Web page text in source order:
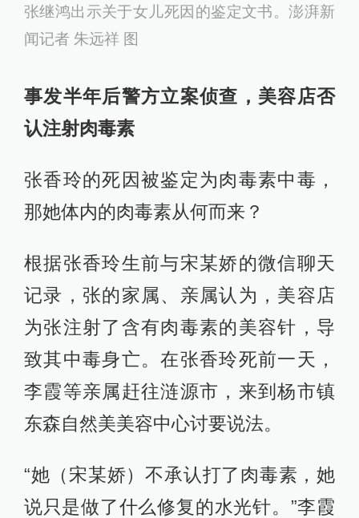
张继鸿出示关于女儿死因的鉴定文书。澎湃新
闻记者 朱远祥 图
事发半年后警方立案侦查，美容店否
认注射肉毒素
张香玲的死因被鉴定为肉毒素中毒，
那她体内的肉毒素从何而来？
根据张香玲生前与宋某娇的微信聊天
记录，张的家属、亲属认为，美容店
为张注射了含有肉毒素的美容针，导
致其中毒身亡。在张香玲死前一天，
李霞等亲属赶往涟源市，来到杨市镇
东森自然美美容中心讨要说法。
“她（宋某娇）不承认打了肉毒素，她
说只是做了什么修复的水光针。”李霞